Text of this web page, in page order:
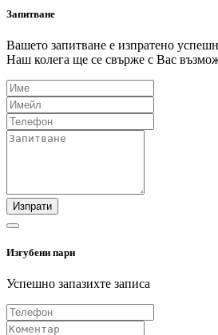
Запитване
Вашето запитване е изпратено
Наш колега ще се свърже с Вас
Изпрати
Изгубени пари
Успешно запазихте записа